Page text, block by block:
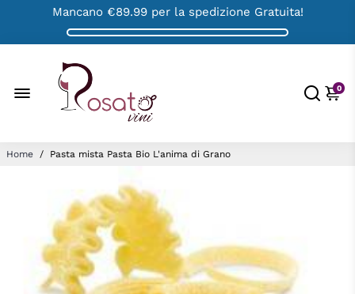
Mancano €89.99per la spedizione Gratuita!
0
Home / Pasta mista Pasta Bio L'anima di Grano